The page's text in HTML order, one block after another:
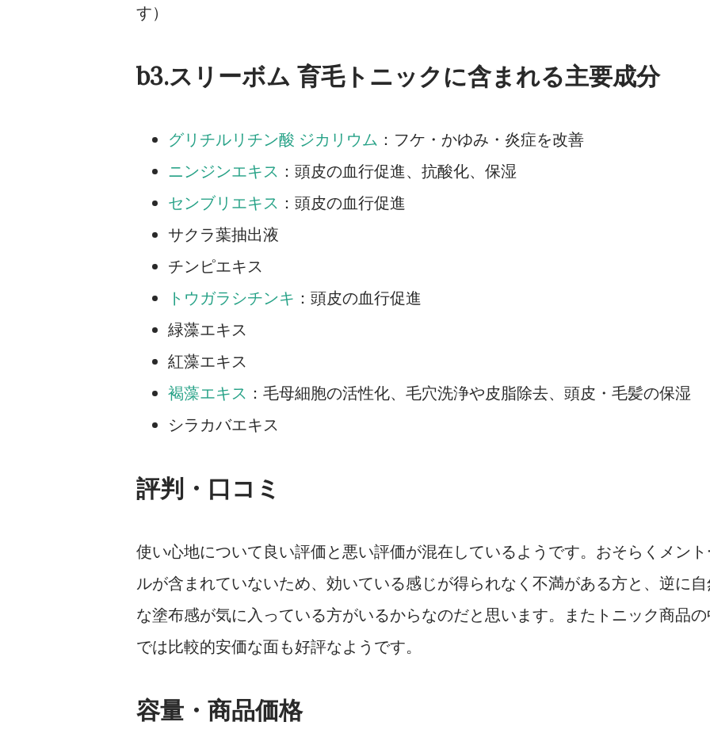
す）
b3.スリーボム 育毛トニックに含まれる主要成分
グリチルリチン酸 ジカリウム ：フケ・かゆみ・炎症を改善
ニンジンエキス ：頭皮の血行促進、抗酸化、保湿
センブリエキス ：頭皮の血行促進
サクラ葉抽出液
チンピエキス
トウガラシチンキ ：頭皮の血行促進
緑藻エキス
紅藻エキス
褐藻エキス ：毛母細胞の活性化、毛穴洗浄や皮脂除去、頭皮・毛髪の保湿
シラカバエキス
評判・口コミ
使い心地について良い評価と悪い評価が混在しているようです。おそらくメン
ルが含まれていないため、効いている感じが得られなく不満がある方と、逆に
な塗布感が気に入っている方がいるからなのだと思います。またトニック商品
では比較的安価な面も好評なようです。
容量・商品価格